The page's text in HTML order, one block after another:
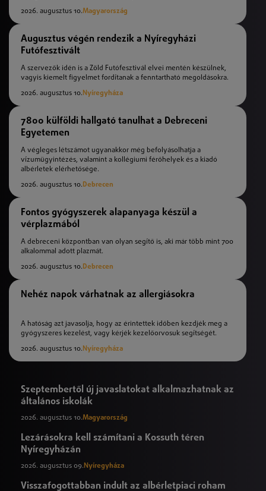
2026. augusztus 10.Magyarország
Augusztus végén rendezik a Nyíregyházi
Futófesztivált
A szervezők idén is a Zöld Futófesztivál elvei mentén készülnek,
vagyis kiemelt figyelmet fordítanak a fenntartható megoldásokra.
2026. augusztus 10. Nyíregyháza
7800 külföldi hallgató tanulhat a Debreceni
Egyetemen
A végleges létszámot ugyanakkor még befolyásolhatja a
vízumügyintézés, valamint a kollégiumi férőhelyek és a kiadó
albérletek elérhetősége.
2026. augusztus 10.Debrecen
Fontos gyógyszerek alapanyaga készül a
vérplazmából
A debreceni központban van olyan segítő is, aki már több mint 700
alkalommal adott plazmát.
2026. augusztus 10.Debrecen
Nehéz napok várhatnak az allergiásokra
A hatóság azt javasolja, hogy az érintettek időben kezdjék meg a
gyógyszeres kezelést, vagy kérjék kezelőorvosuk segítségét.
2026. augusztus 10. Nyíregyháza
Szeptembertől új javaslatokat alkalmazhatnak az
általános iskolák
2026. augusztus 10.Magyarország
Lezárásokra kell számítani a Kossuth téren
Nyíregyházán
2026. augusztus 09. Nyíregyháza
Visszafogottabban indult az albérletpiaci roham